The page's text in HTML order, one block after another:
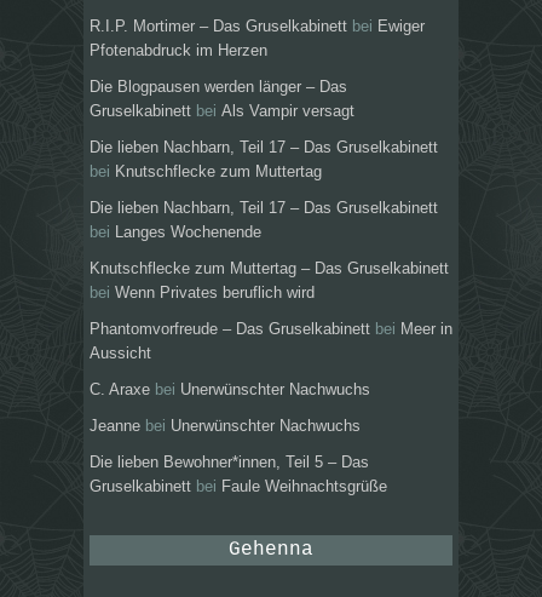
R.I.P. Mortimer – Das Gruselkabinett bei Ewiger
Pfotenabdruck im Herzen
Die Blogpausen werden länger – Das
Gruselkabinett bei Als Vampir versagt
Die lieben Nachbarn, Teil 17 – Das Gruselkabinett
bei Knutschflecke zum Muttertag
Die lieben Nachbarn, Teil 17 – Das Gruselkabinett
bei
Langes Wochenende
Knutschflecke zum Muttertag – Das Gruselkabinett
bei Wenn Privates beruflich wird
Phantomvorfreude – Das Gruselkabinett bei Meer in
Aussicht
C. Araxe bei Unerwünschter Nachwuchs
Jeanne bei Unerwünschter Nachwuchs
Die lieben Bewohner*innen, Teil 5 – Das
Gruselkabinett bei Faule Weihnachtsgrüße
Gehenna